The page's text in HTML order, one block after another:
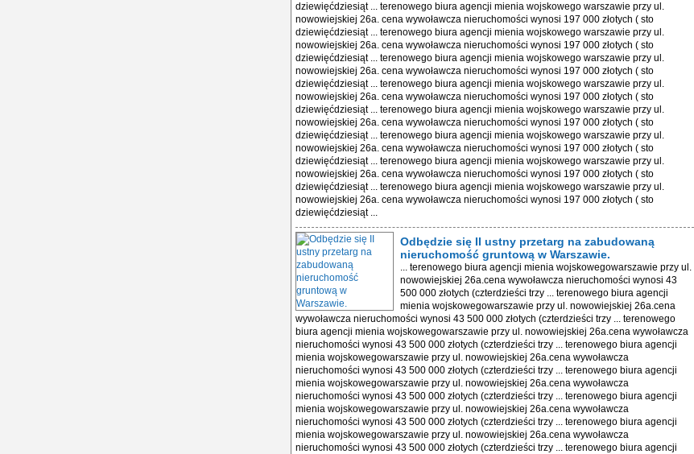
dziewięćdziesiąt ... terenowego biura agencji mienia wojskowego warszawie przy ul.
nowowiejskiej 26a. cena wywoławcza nieruchomości wynosi 197 000 złotych ( sto
dziewięćdziesiąt ... terenowego biura agencji mienia wojskowego warszawie przy ul.
nowowiejskiej 26a. cena wywoławcza nieruchomości wynosi 197 000 złotych ( sto
dziewięćdziesiąt ... terenowego biura agencji mienia wojskowego warszawie przy ul.
nowowiejskiej 26a. cena wywoławcza nieruchomości wynosi 197 000 złotych ( sto
dziewięćdziesiąt ... terenowego biura agencji mienia wojskowego warszawie przy ul.
nowowiejskiej 26a. cena wywoławcza nieruchomości wynosi 197 000 złotych ( sto
dziewięćdziesiąt ... terenowego biura agencji mienia wojskowego warszawie przy ul.
nowowiejskiej 26a. cena wywoławcza nieruchomości wynosi 197 000 złotych ( sto
dziewięćdziesiąt ... terenowego biura agencji mienia wojskowego warszawie przy ul.
nowowiejskiej 26a. cena wywoławcza nieruchomości wynosi 197 000 złotych ( sto
dziewięćdziesiąt ... terenowego biura agencji mienia wojskowego warszawie przy ul.
nowowiejskiej 26a. cena wywoławcza nieruchomości wynosi 197 000 złotych ( sto
dziewięćdziesiąt ... terenowego biura agencji mienia wojskowego warszawie przy ul.
nowowiejskiej 26a. cena wywoławcza nieruchomości wynosi 197 000 złotych ( sto
dziewięćdziesiąt ...
Odbędzie się II ustny przetarg na zabudowaną
nieruchomość gruntową w Warszawie.
... terenowego biura agencji mienia wojskowegowarszawie przy ul.
nowowiejskiej 26a.cena wywoławcza nieruchomości wynosi 43
500 000 złotych (czterdzieści trzy ... terenowego biura agencji
mienia wojskowegowarszawie przy ul. nowowiejskiej 26a.cena
wywoławcza nieruchomości wynosi 43 500 000 złotych (czterdzieści trzy ... terenowego
biura agencji mienia wojskowegowarszawie przy ul. nowowiejskiej 26a.cena wywoławcza
nieruchomości wynosi 43 500 000 złotych (czterdzieści trzy ... terenowego biura agencji
mienia wojskowegowarszawie przy ul. nowowiejskiej 26a.cena wywoławcza
nieruchomości wynosi 43 500 000 złotych (czterdzieści trzy ... terenowego biura agencji
mienia wojskowegowarszawie przy ul. nowowiejskiej 26a.cena wywoławcza
nieruchomości wynosi 43 500 000 złotych (czterdzieści trzy ... terenowego biura agencji
mienia wojskowegowarszawie przy ul. nowowiejskiej 26a.cena wywoławcza
nieruchomości wynosi 43 500 000 złotych (czterdzieści trzy ... terenowego biura agencji
mienia wojskowegowarszawie przy ul. nowowiejskiej 26a.cena wywoławcza
nieruchomości wynosi 43 500 000 złotych (czterdzieści trzy ... terenowego biura agencji